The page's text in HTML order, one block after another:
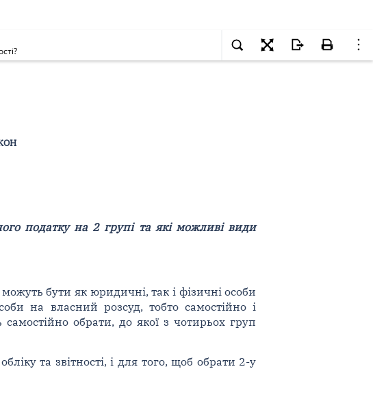
податку на 2 групі та які можливі види
бути як юридичні, так і фізичні особи
на власний розсуд, тобто самостійно і
обрати, до якої з чотирьох груп
та звітності, і для того, щоб обрати 2-у